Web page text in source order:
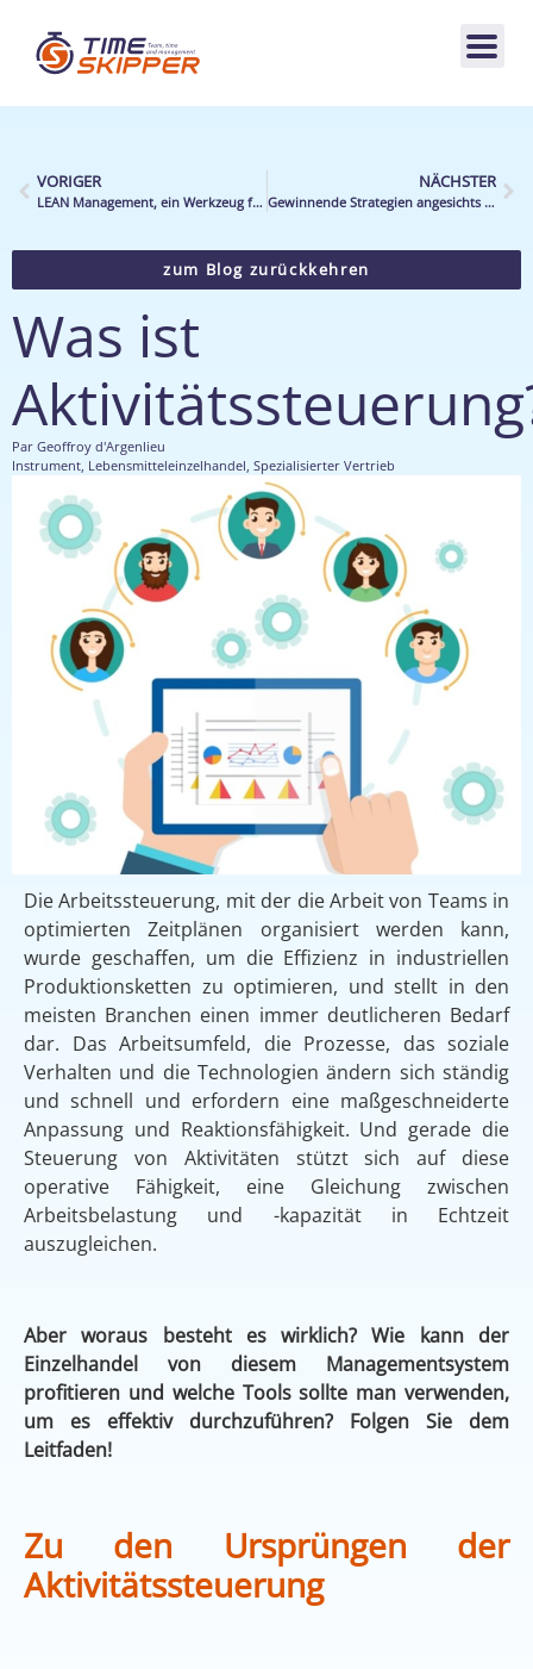
VORIGER
LEAN Management, ein Werkzeug für den Vertrieb
NÄCHSTER
Gewinnende Strategien angesichts der Krise im Textilsektor
zum Blog zurückkehren
Was ist
Par Geoffroy d'Argenlieu
Instrument, Lebensmitteleinzelhandel, Spezialisierter Vertrieb
Die Arbeitssteuerung, mit der die Arbeit von Teams in
optimierten Zeitplänen organisiert werden kann,
wurde geschaffen, um die Effizienz in industriellen
Produktionsketten zu optimieren, und stellt in den
meisten Branchen einen immer deutlicheren Bedarf
dar. Das Arbeitsumfeld, die Prozesse, das soziale
Verhalten und die Technologien ändern sich ständig
und schnell und erfordern eine maßgeschneiderte
Anpassung und Reaktionsfähigkeit. Und gerade die
Steuerung von Aktivitäten stützt sich auf diese
operative Fähigkeit, eine Gleichung zwischen
Arbeitsbelastung und -kapazität in Echtzeit
auszugleichen.
Aber woraus besteht es wirklich? Wie kann der
Einzelhandel von diesem Managementsystem
profitieren und welche Tools sollte man verwenden,
um es effektiv durchzuführen? Folgen Sie dem
Leitfaden!
Zu den Ursprüngen der
Aktivitätssteuerung